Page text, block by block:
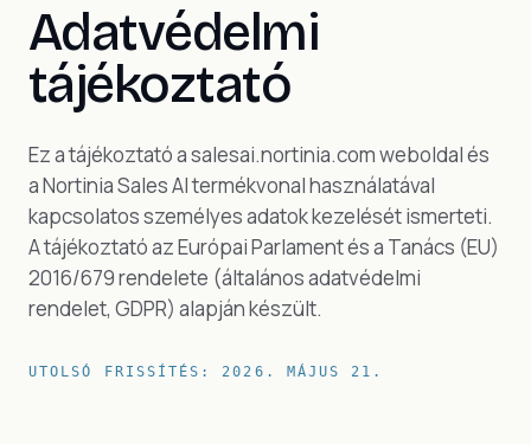
Adatvédelmi
tájékoztató
Ez a tájékoztató a salesai.nortinia.com weboldal és
a Nortinia Sales AI termékvonal használatával
kapcsolatos személyes adatok kezelését ismerteti.
A tájékoztató az Európai Parlament és a Tanács (EU)
2016/679 rendelete (általános adatvédelmi
rendelet, GDPR) alapján készült.
UTOLSÓ FRISSÍTÉS : 2026. MÁJUS 21.